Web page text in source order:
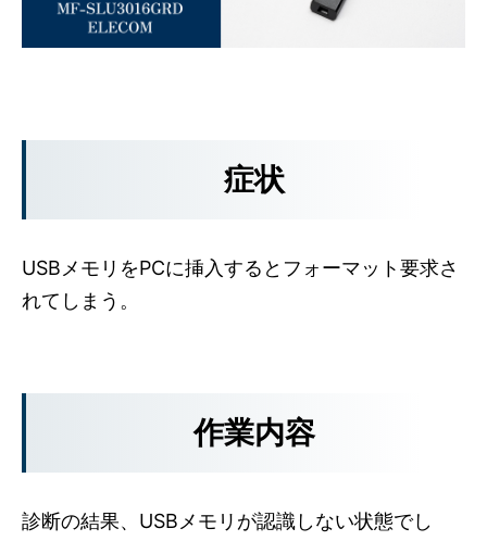
症状
USBメモリをPCに挿入するとフォーマット要求さ
れてしまう。
作業内容
診断の結果、USBメモリが認識しない状態でし